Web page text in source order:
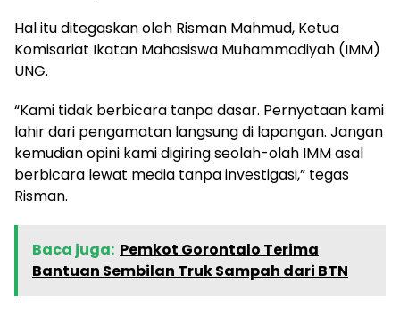
Hal itu ditegaskan oleh Risman Mahmud, Ketua
Komisariat Ikatan Mahasiswa Muhammadiyah (IMM)
UNG.
“Kami tidak berbicara tanpa dasar. Pernyataan kami
lahir dari pengamatan langsung di lapangan. Jangan
kemudian opini kami digiring seolah-olah IMM asal
berbicara lewat media tanpa investigasi,” tegas
Risman.
Baca juga: Pemkot Gorontalo Terima
Bantuan Sembilan Truk Sampah dari BTN